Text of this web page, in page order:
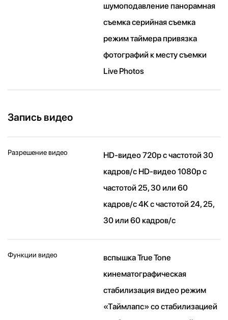
шумоподавление панорамная
съемка серийная съемка
режим таймера привязка
фотографий к месту съемки
Live Photos
Запись видео
Разрешение видео
HD-видео 720p с частотой 30
кадров/ с HD-видео 1080p с
частотой 25, 30 или 60
кадров/ с 4K с частотой 24, 25,
30 или 60 кадров/ с
Функции видео
вспышка True Tone
кинематографическая
стабилизация видео режим
«Таймлапс» со стабили­зацией